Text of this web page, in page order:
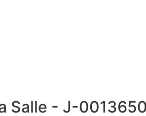
Salle - J-